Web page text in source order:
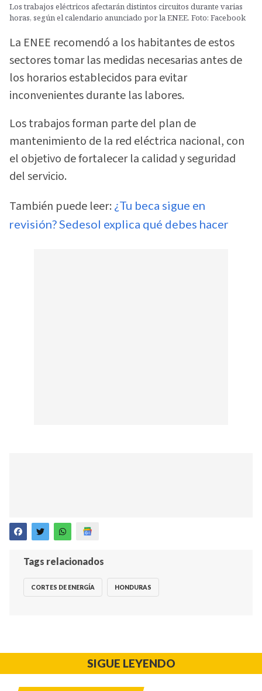
Los trabajos eléctricos afectarán distintos circuitos durante varias
horas, según el calendario anunciado por la ENEE. Foto: Facebook
La ENEE recomendó a los habitantes de estos
sectores tomar las medidas necesarias antes de
los horarios establecidos para evitar
inconvenientes durante las labores.
Los trabajos forman parte del plan de
mantenimiento de la red eléctrica nacional, con
el objetivo de fortalecer la calidad y seguridad
del servicio.
También puede leer: ¿Tu beca sigue en
revisión? Sedesol explica qué debes hacer
Tags relacionados
CORTES DE ENERGÍA HONDURAS
SIGUE LEYENDO